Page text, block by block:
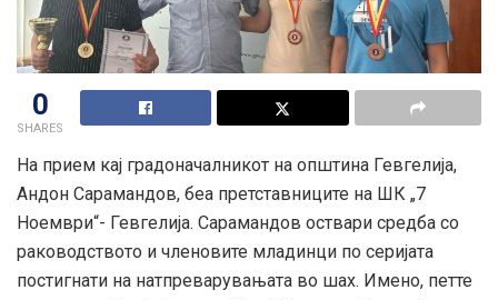
0
SHARES
На прием кај градоначалникот на општина Гевгелија,
Андон Сарамандов, беа претставниците на ШК „7
Ноември“- Гевгелија. Сарамандов оствари средба со
раководството и членовите младинци по серијата
постигнати на натпреварувањата во шах. Имено, петте